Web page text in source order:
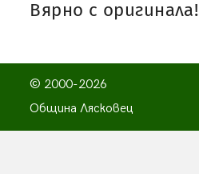
Вярно с оригинала!
© 2000-2026
Община Лясковец